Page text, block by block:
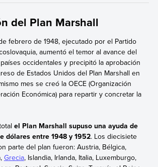
del Plan Marshall
febrero de 1948, ejecutado por el Partido
aumentó el temor al avance del
occidentales y precipitó la aprobación
de Estados Unidos del Plan Marshall en
mes se creó la OECE (Organización
Económica) para repartir y concretar la
el Plan Marshall supuso una ayuda de
dólares entre 1948 y 1952. Los diecisiete
parte del plan fueron: Austria, Bélgica,
Grecia, Islandia, Irlanda, Italia, Luxemburgo,